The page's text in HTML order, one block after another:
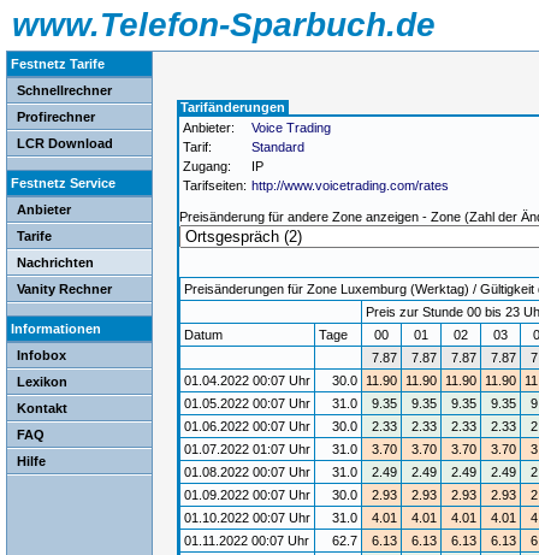
www.Telefon-Sparbuch.de
Festnetz Tarife
Schnellrechner
Profirechner
LCR Download
Festnetz Service
Anbieter
Tarife
Nachrichten
Vanity Rechner
Informationen
Infobox
Lexikon
Kontakt
FAQ
Hilfe
Tarifänderungen
Anbieter:
Voice Trading
Tarif:
Standard
Zugang:
IP
Tarifseiten: http://www.voicetrading.com/rates
Preisänderung für andere Zone anzeigen - Zone (Zahl der
Preisänderungen für Zone Luxemburg (Werktag) / Gültigkeit
Preis zur Stunde 00 bis 23
Datum
Tage 00 01 02 03
7.87
7.87 7.87 7.87
01.04.2022 00:07 Uhr
30.0 11.90 11.90 11.90 11.90
01.05.2022 00:07 Uhr
31.0 9.35 9.35 9.35 9.35
01.06.2022 00:07 Uhr
30.0 2.33 2.33 2.33 2.33
01.07.2022 01:07 Uhr
31.0 3.70 3.70 3.70 3.70
01.08.2022 00:07 Uhr
31.0 2.49 2.49 2.49 2.49
01.09.2022 00:07 Uhr
30.0 2.93 2.93 2.93 2.93
01.10.2022 00:07 Uhr
31.0 4.01 4.01 4.01 4.01
01.11.2022 00:07 Uhr
62.7 6.13 6.13 6.13 6.13